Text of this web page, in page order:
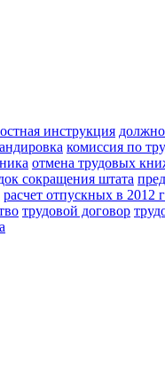
инструкция
комиссия по
отмена трудовых
сокращения штата
расчет отпускных в 2012
трудовой договор